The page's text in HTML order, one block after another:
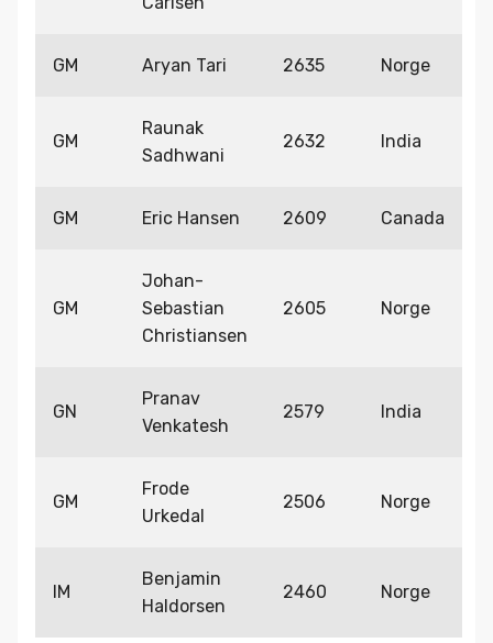
GM Aryan Tari 2635 Norge
GM
Raunak
Sadhwani
2632 India
GM Eric Hansen 2609 Canada
GM
Johan-
Sebastian
Christiansen
2605 Norge
GN
Pranav
Venkatesh
2579 India
GM
Frode
Urkedal
2506 Norge
IM
Benjamin
Haldorsen
2460 Norge